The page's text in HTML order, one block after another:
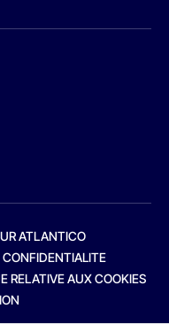
ATLANTICO
CONFIDENTIALITE
RELATIVE AUX COOKIES